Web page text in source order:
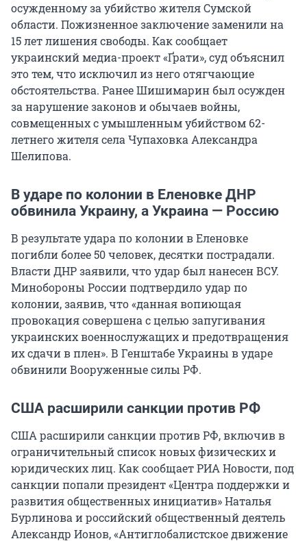
осужденному за убийство жителя Сумской
области. Пожизненное заключение заменили на
15 лет лишения свободы. Как сообщает
украинский медиа-проект «Ґрати», суд объяснил
это тем, что исключил из него отягчающие
обстоятельства. Ранее Шишимарин был осужден
за нарушение законов и обычаев войны,
совмещенных с умышленным убийством 62-
летнего жителя села Чупаховка Александра
Шелипова.
В ударе по колонии в Еленовке ДНР
обвинила Украину, а Украина — Россию
В результате удара по колонии в Еленовке
погибли более 50 человек, десятки пострадали.
Власти ДНР заявили, что удар был нанесен ВСУ.
Минобороны России подтвердило удар по
колонии, заявив, что «данная вопиющая
провокация совершена с целью запугивания
украинских военнослужащих и предотвращения
их сдачи в плен». В Генштабе Украины в ударе
обвинили Вооруженные силы РФ.
США расширили санкции против РФ
США расширили санкции против РФ, включив в
ограничительный список новых физических и
юридических лиц. Как сообщает РИА Новости, под
санкции попали президент «Центра поддержки и
развития общественных инициатив» Наталья
Бурлинова и российский общественный деятель
Александр Ионов, «Антиглобалистское движение